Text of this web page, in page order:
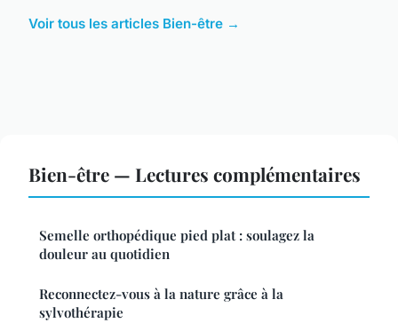
Voir tous les articles Bien-être →
Bien-être — Lectures complémentaires
Semelle orthopédique pied plat : soulagez la
douleur au quotidien
Reconnectez-vous à la nature grâce à la
sylvothérapie